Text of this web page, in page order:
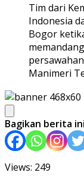
Tim dari
Indonesia
Bogor
Manimeri
Bagikan berita ini
Views: 249